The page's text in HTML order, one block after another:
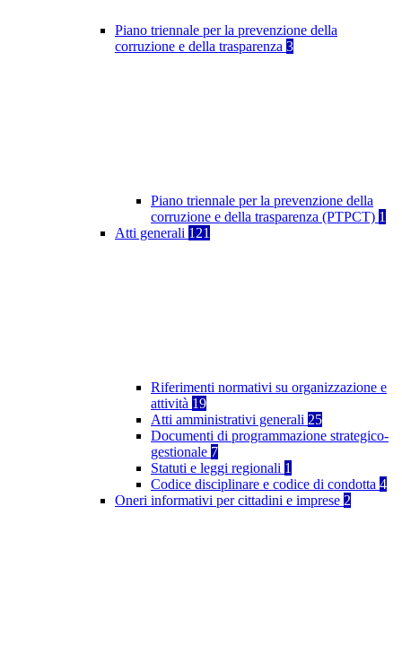
Piano triennale per la prevenzione della
corruzione e della trasparenza 3
Piano triennale per la prevenzione della
corruzione e della trasparenza (PTPCT) 1
Atti generali 121
Riferimenti normativi su organizzazione e
attività 19
Atti amministrativi generali 25
Documenti di programmazione strategico-
gestionale 7
Statuti e leggi regionali 1
Codice disciplinare e codice di condotta 4
Oneri informativi per cittadini e imprese 2